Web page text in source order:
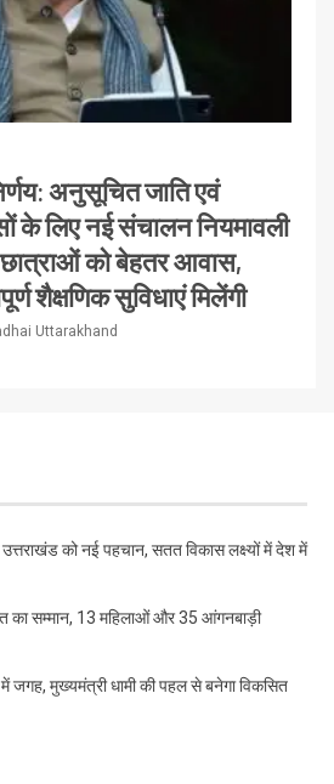
अनुसूचित जाति एवं
के लिए नई संचालन नियमावली
छात्राओं को बेहतर आवास,
शैक्षणिक सुविधाएं मिलेंगी
Uttarakhand
को नई पहचान, सतत विकास लक्ष्यों में देश में
का सम्मान, 13 महिलाओं और 35 आंगनबाड़ी
में जगह, मुख्यमंत्री धामी की पहल से बनेगा विकसित